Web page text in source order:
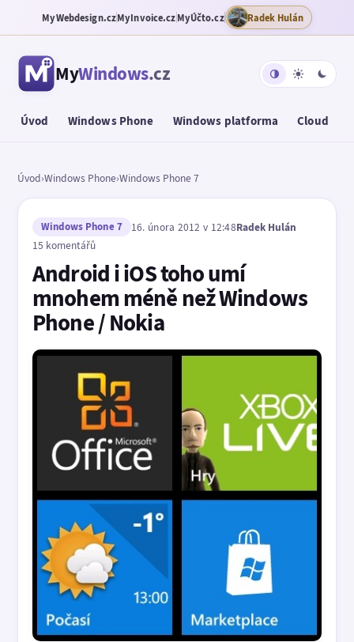
MyWebdesign.czMyInvoice.czMyÚčto.cz Radek Hulán
MyWindows.cz
Úvod Windows Phone Windows platforma Cloud
Úvod›Windows Phone›Windows Phone 7
Windows Phone 7 16. února 2012 v 12:48Radek Hulán
15 komentářů
Android i iOS toho umí
mnohem méně než Windows
Phone / Nokia